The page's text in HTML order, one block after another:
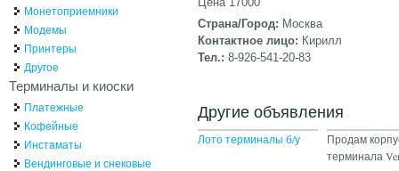
Страна/Город: Москва
Контактное лицо: Кирилл
Тел.: 8-926-541-20-83
Другие объявления
Лото терминалы б/у
Продам
терминала
Монетоприемники
Модемы
Принтеры
Другое
Терминалы и киоски
Платежные
Кофейные
Инстаматы
Вендинговые и снековые